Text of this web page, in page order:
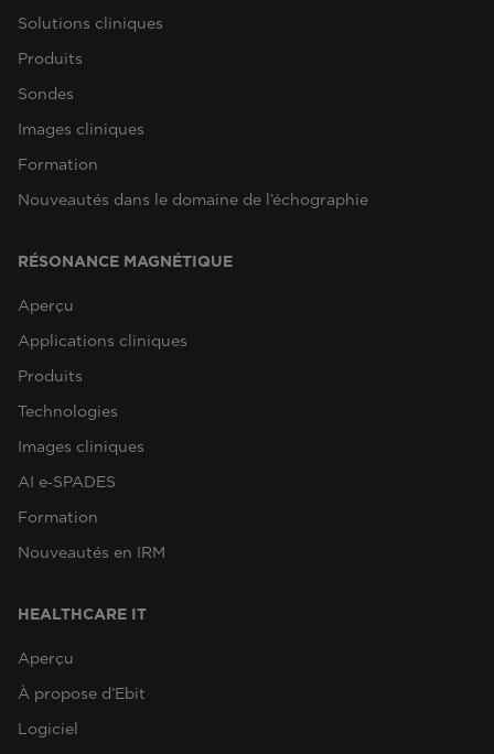
Solutions cliniques
Produits
Sondes
Images cliniques
Formation
Nouveautés dans le domaine de l’échographie
RÉSONANCE MAGNÉTIQUE
Aperçu
Applications cliniques
Produits
Technologies
Images cliniques
AI e‑SPADES
Formation
Nouveautés en IRM
HEALTHCARE IT
Aperçu
À propose d’Ebit
Logiciel